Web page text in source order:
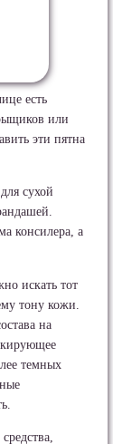
есть
или
эти пятна
сухой
консилера, а
искать тот
тону кожи.
на
темных